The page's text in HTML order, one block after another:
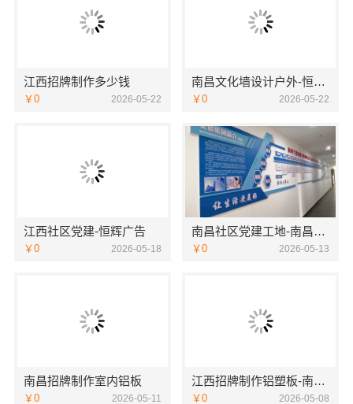
江西招牌制作多少钱
￥0 2026-05-22
南昌文化墙设计户外-恒辉广告
￥0 2026-05-22
江西社区党建-恒辉广告
￥0 2026-05-18
南昌社区党建工地-南昌恒辉广告
￥0 2026-05-13
南昌招牌制作室内铝板
￥0 2026-05-11
江西招牌制作铝塑板-南昌恒辉广告
￥0 2026-05-08